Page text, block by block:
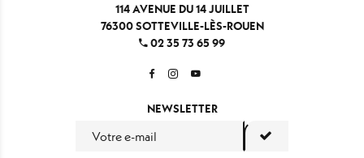
114 AVENUE DU 14 JUILLET
76300 SOTTEVILLE-LÈS-ROUEN
02 35 73 65 99
NEWSLETTER